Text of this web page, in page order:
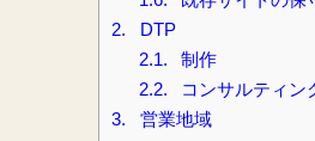
2.
DTP
2.1.
制作
2.2.
コンサルティン
3.
営業地域